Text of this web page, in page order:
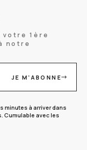
1ère
notre
JE M'ABONNE
minutes à arriver dans
Cumulable avec les